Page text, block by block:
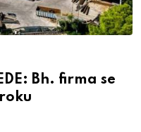
Bh. firma se